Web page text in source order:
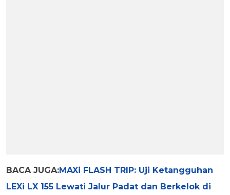
BACA JUGA:MAXi FLASH TRIP: Uji Ketangguhan
LEXi LX 155 Lewati Jalur Padat dan Berkelok di